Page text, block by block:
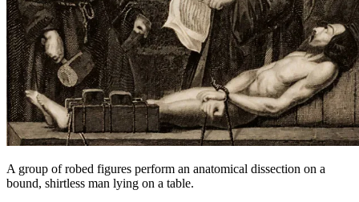
A group of robed figures perform an anatomical dissection on a
bound, shirtless man lying on a table.